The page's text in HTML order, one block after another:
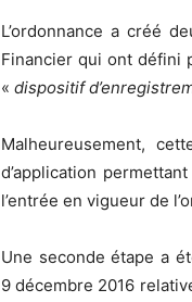
L’ordonnance a créé
Financier qui ont défini
« dispositif
Malheureusement,
d’application
l’entrée en vigueur de
Une seconde étape a
9 décembre 2016